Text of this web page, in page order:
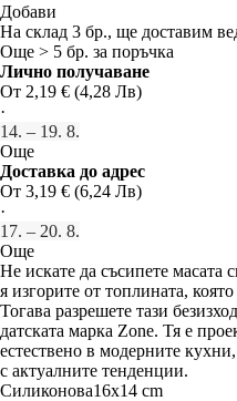
Добави
На склад 3 бр., ще доставим
Още > 5 бр. за поръчка
Лично получаване
От 2,19 € (4,28 Лв)
·
14. – 19. 8.
Още
Доставка до адрес
От 3,19 € (6,24 Лв)
·
17. – 20. 8.
Още
Не искате да съсипете масата
я изгорите от топлината,
Тогава разрешете тази
датската марка Zone. Тя е
естествено в модерните
с актуалните тенденции.
Силиконова16x14 cm